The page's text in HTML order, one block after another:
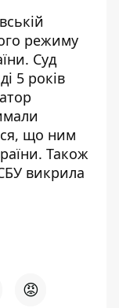
режиму
Суд
5 років
що ним
Також
викрила
😡